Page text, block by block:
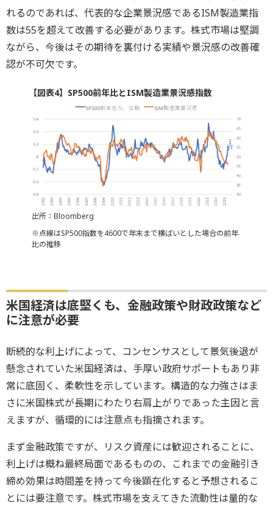
れるのであれば、代表的な企業景況感であるISM製造業指
数は55を超えて改善する必要があります。株式市場は堅調
ながら、今後はその期待を裏付ける実績や景況感の改善確
認が不可欠です。
【図表4】SP500前年比とISM製造業景況感指数
出所：Bloomberg
※点線はSP500指数を4600で年末まで横ばいとした場合の前年
比の推移
米国経済は底堅くも、金融政策や財政政策など
に注意が必要
断続的な利上げによって、コンセンサスとして景気後退が
懸念されていた米国経済は、手厚い政府サポートもあり非
常に底固く、柔軟性を示しています。構造的な力強さはま
さに米国株式が長期にわたり右肩上がりであった主因と言
えますが、循環的には注意点も指摘されます。
まず金融政策ですが、リスク資産には歓迎されることに、
利上げは概ね最終局面であるものの、これまでの金融引き
締め効果は時間差を持って今後顕在化すると予想されるこ
とには要注意です。株式市場を支えてきた流動性は量的な